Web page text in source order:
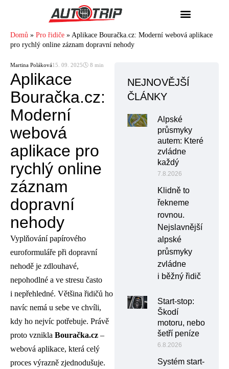
Domů » Pro řidiče » Aplikace Bouračka.cz: Moderní webová aplikace
pro rychlý online záznam dopravní nehody
Martina Poláková15. 09. 2025🕓 8 min
Aplikace
Bouračka.cz:
Moderní
webová
aplikace pro
rychlý online
záznam
dopravní
nehody
Vyplňování papírového
euroformuláře při dopravní
nehodě je zdlouhavé,
nepohodlné a ve stresu často
i nepřehledné. Většina řidičů ho
navíc nemá u sebe ve chvíli,
kdy ho nejvíc potřebuje. Právě
proto vznikla Bouračka.cz –
webová aplikace, která celý
proces výrazně zjednodušuje.
NEJNOVĚJŠÍ
ČLÁNKY
Alpské
průsmyky
autem: Které
zvládne
každý
7.8.2026
Klidně to
řekneme
rovnou.
Nejslavnější
alpské
průsmyky
zvládne
i běžný řidič
Start-stop:
Škodí
motoru, nebo
šetří peníze
6.8.2026
Systém start-